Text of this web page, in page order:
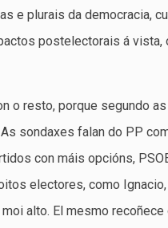
e plurais da democracia,
postelectorais á
o resto, porque segundo
sondaxes falan do PP
con máis opcións,
electores, como Ignacio,
alto. El mesmo recoñece